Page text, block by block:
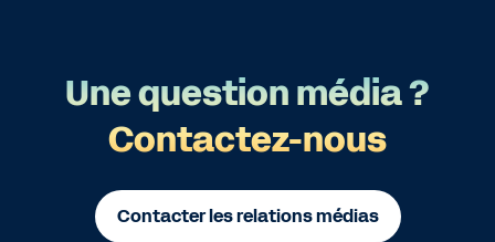
Une question média ?
Contactez-nous
Contacter les relations médias